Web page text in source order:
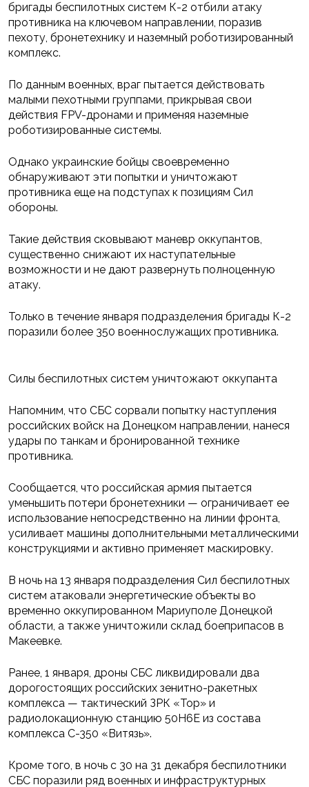
бригады беспилотных систем К-2 отбили атаку
противника на ключевом направлении, поразив
пехоту, бронетехнику и наземный роботизированный
комплекс.
По данным военных, враг пытается действовать
малыми пехотными группами, прикрывая свои
действия FPV-дронами и применяя наземные
роботизированные системы.
Однако украинские бойцы своевременно
обнаруживают эти попытки и уничтожают
противника еще на подступах к позициям Сил
обороны.
Такие действия сковывают маневр оккупантов,
существенно снижают их наступательные
возможности и не дают развернуть полноценную
атаку.
Только в течение января подразделения бригады К-2
поразили более 350 военнослужащих противника.
Силы беспилотных систем уничтожают оккупанта
Напомним, что СБС сорвали попытку наступления
российских войск на Донецком направлении, нанеся
удары по танкам и бронированной технике
противника.
Сообщается, что российская армия пытается
уменьшить потери бронетехники — ограничивает ее
использование непосредственно на линии фронта,
усиливает машины дополнительными металлическими
конструкциями и активно применяет маскировку.
В ночь на 13 января подразделения Сил беспилотных
систем атаковали энергетические объекты во
временно оккупированном Мариуполе Донецкой
области, а также уничтожили склад боеприпасов в
Макеевке.
Ранее, 1 января, дроны СБС ликвидировали два
дорогостоящих российских зенитно-ракетных
комплекса — тактический ЗРК «Тор» и
радиолокационную станцию 50Н6Е из состава
комплекса С-350 «Витязь».
Кроме того, в ночь с 30 на 31 декабря беспилотники
СБС поразили ряд военных и инфраструктурных